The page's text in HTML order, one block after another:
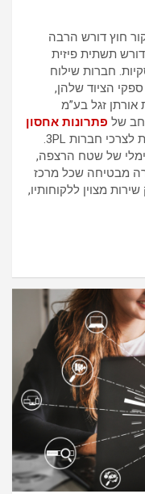
חוץ דורש הרבה
תשתית פיזית
חברות שילוח
הציוד שלהן,
זגל בע”מ
של פתרונות אחסון
תעשייתיים מתקדמים, המותאמים אישית לצרכי חברות 3PL.
של שטח הרצפה,
מבטיחה שכל מרכז
מצוין ללקוחותיו,